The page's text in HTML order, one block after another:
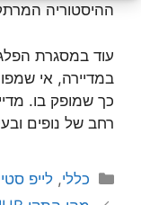
ההיסטוריה
עוד במסגרת
במדיירה, אי
כך שמופק בו.
רחב של נופים
קטגוריות
כללי,לייפ